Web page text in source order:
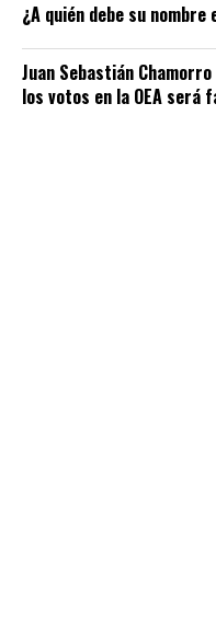
¿A quién debe su
Juan Sebastián
los votos en la OEA será